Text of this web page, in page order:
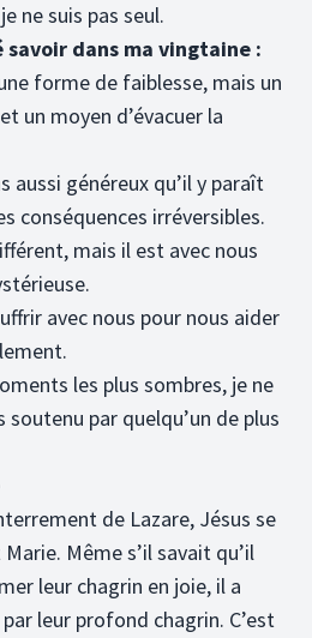
ne suis pas seul.
savoir dans ma vingtaine :
forme de faiblesse, mais un
un moyen d’évacuer la
aussi généreux qu’il y paraît
conséquences irréversibles.
mais il est avec nous
avec nous pour nous aider
les plus sombres, je ne
soutenu par quelqu’un de plus
de Lazare, Jésus se
Même s’il savait qu’il
leur chagrin en joie, il a
leur profond chagrin. C’est